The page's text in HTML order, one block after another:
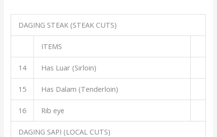
DAGING STEAK (STEAK CUTS)
ITEMS
14 Has Luar (Sirloin)
15 Has Dalam (Tenderloin)
16 Rib eye
DAGING SAPI (LOCAL CUTS)